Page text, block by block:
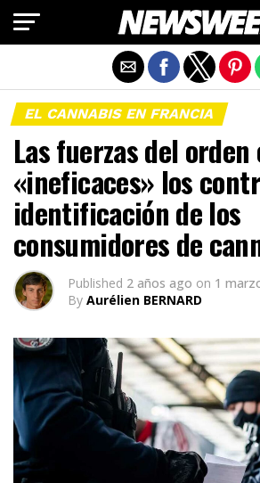
EL CANNABIS EN FRANCIA
Las fuerzas del
«ineficaces» los
identificación de los
consumidores de
Published 2 años ago on 1
By Aurélien BERNARD
Salir de la versión